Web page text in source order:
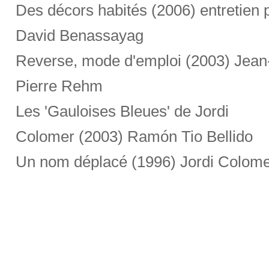
Des décors habités (2006) entretien
David Benassayag
Reverse, mode d'emploi (2003)
Pierre Rehm
Les 'Gauloises Bleues' de Jordi
Colomer (2003) Ramón Tio Bellido
Un nom déplacé (1996) Jordi